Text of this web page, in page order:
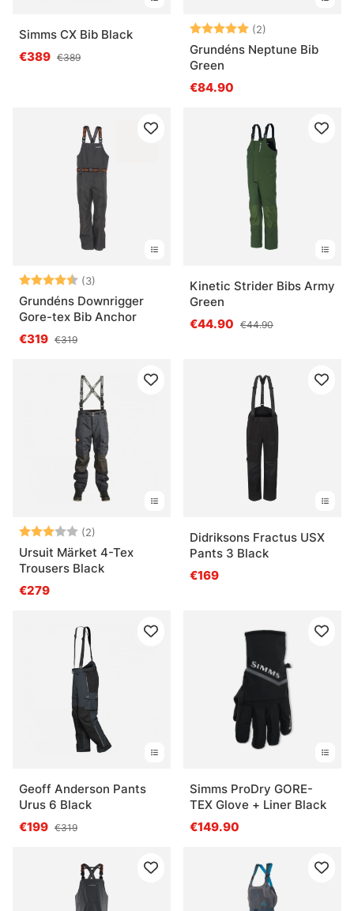
Simms CX Bib Black
€389 €389
Bewertung:(2)
Grundéns Neptune Bib
Green
€84.90
Bewertung:(3)
4.7 von 5 Sternen
Grundéns Downrigger
Gore-tex Bib Anchor
€319 €319
Kinetic Strider Bibs Army
Green
€44.90 €44.90
Bewertung:(2)
3.0 von 5 Sternen
Ursuit Märket 4-Tex
Trousers Black
€279
Didriksons Fractus USX
Pants 3 Black
€169
Geoff Anderson Pants
Urus 6 Black
€199 €319
Simms ProDry GORE-
TEX Glove + Liner Black
€149.90